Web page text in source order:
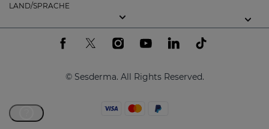
LAND/SPRACHE
© Sesderma. All Rights Reserved.